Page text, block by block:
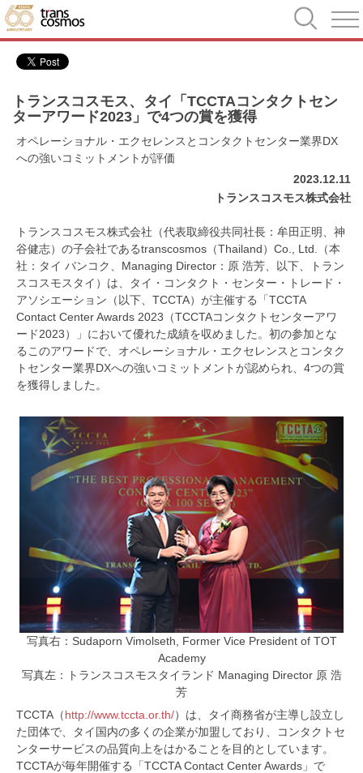
トランスコスモス、タイ「TCCTAコンタクトセン
ターアワード2023」で4つの賞を獲得
オペレーショナル・エクセレンスとコンタクトセンター業界DX
への強いコミットメントが評価
2023.12.11
トランスコスモス株式会社
トランスコスモス株式会社（代表取締役共同社長：牟田正明、神
谷健志）の子会社であるtranscosmos（Thailand）Co., Ltd.（本
社：タイ バンコク、Managing Director：原 浩芳、以下、トラン
スコスモスタイ）は、タイ・コンタクト・センター・トレード・
アソシエーション（以下、TCCTA）が主催する「TCCTA
Contact Center Awards 2023（TCCTAコンタクトセンターアワ
ード2023）」において優れた成績を収めました。初の参加とな
るこのアワードで、オペレーショナル・エクセレンスとコンタク
トセンター業界DXへの強いコミットメントが認められ、4つの賞
を獲得しました。
写真右：Sudaporn Vimolseth, Former Vice President of TOT
Academy
写真左：トランスコスモスタイランド Managing Director 原 浩
芳
TCCTA（http://www.tccta.or.th/）は、タイ商務省が主導し設立し
た団体で、タイ国内の多くの企業が加盟しており、コンタクトセ
ンターサービスの品質向上をはかることを目的としています。
TCCTAが毎年開催する「TCCTA Contact Center Awards」で